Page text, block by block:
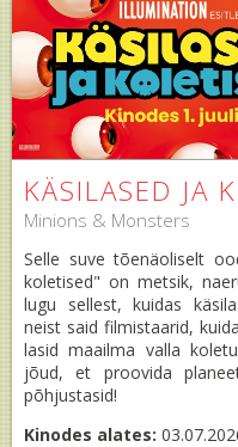
KÄSILASED JA
Minions & Monsters
Selle suve tõenäoliselt
koletised" on metsik,
lugu sellest, kuidas
neist said filmistaarid,
lasid maailma valla
jõud, et proovida
põhjustasid!
Kinodes alates: